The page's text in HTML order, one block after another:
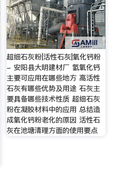
超细石灰粉|活性石灰|氧化钙粉
- 安阳县大明建材厂 氢氧化钙
主要可应用在哪些地方 高活性
石灰有哪些优势及用途 石灰主
要具备哪些技术性质 超细石灰
粉在凝胶材料中的应用 总结造
成氧化钙粉老化的原因 活性石
灰在池塘清理方面的使用要点